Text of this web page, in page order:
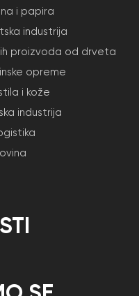
i papira
industrija
proizvoda od drveta
opreme
i kože
industrija